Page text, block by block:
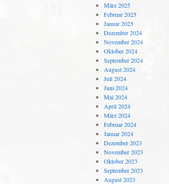
März 2025
Februar 2025
Januar 2025
Dezember 2024
November 2024
Oktober 2024
September 2024
August 2024
Juli 2024
Juni 2024
Mai 2024
April 2024
März 2024
Februar 2024
Januar 2024
Dezember 2023
November 2023
Oktober 2023
September 2023
August 2023